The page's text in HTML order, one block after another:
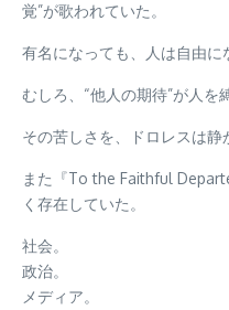
覚”が歌われていた。
有名になっても、人は自由に
むしろ、“他人の期待”が人を
その苦しさを、ドロレスは静
また『To the Faithful
く存在していた。
社会。
政治。
メディア。